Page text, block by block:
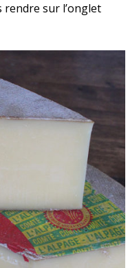
sur l’onglet